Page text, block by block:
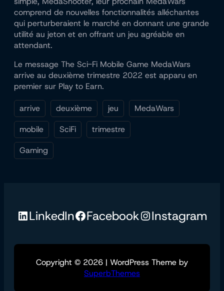
comprend de nouvelles fonctionnalités alléchantes
qui perturberaient le marché en donnant une grande
utilité au jeton et en offrant un jeu agréable en
attendant.
Le message The Sci-Fi Mobile Game MedaWars
arrive au deuxième trimestre 2022 est apparu en
premier sur Play to Earn.
arrive deuxième jeu
MedaWars
mobile
SciFi
trimestre
Gaming
LinkedIn Facebook Instagram
Copyright © 2026 | WordPress Theme by
SuperbThemes